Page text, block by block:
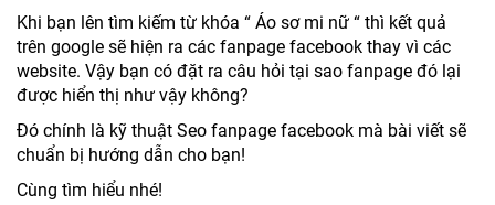
Khi bạn lên tìm kiếm từ khóa “ Áo sơ mi nữ “ thì kết quả
trên google sẽ hiện ra các fanpage facebook thay vì các
website. Vậy bạn có đặt ra câu hỏi tại sao fanpage đó lại
được hiển thị như vậy không?
Đó chính là kỹ thuật Seo fanpage facebook mà bài viết sẽ
chuẩn bị hướng dẫn cho bạn!
Cùng tìm hiểu nhé!